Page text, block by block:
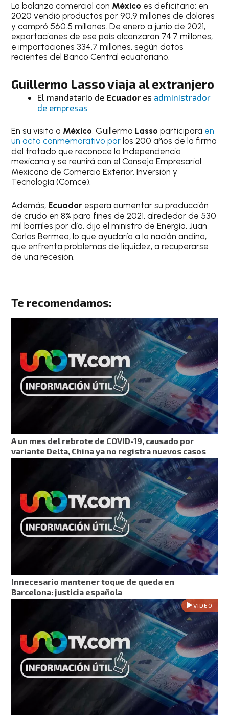
La balanza comercial con México es deficitaria: en
2020 vendió productos por 90.9 millones de dólares
y compró 560.5 millones. De enero a junio de 2021,
exportaciones de ese país alcanzaron 74.7 millones,
e importaciones 334.7 millones, según datos
recientes del Banco Central ecuatoriano.
Guillermo Lassoviaja al extranjero
El mandatario de Ecuadores administrador
de empresas
En su visita a México, Guillermo Lasso participará en
un acto conmemorativo por los 200 años de la firma
del tratado que reconoce la Independencia
mexicana y se reunirá con el Consejo Empresarial
Mexicano de Comercio Exterior, Inversión y
Tecnología (Comce).
Además, Ecuador espera aumentar su producción
de crudo en 8% para fines de 2021, alrededor de 530
mil barriles por día, dijo el ministro de Energía, Juan
Carlos Bermeo, lo que ayudaría a la nación andina,
que enfrenta problemas de liquidez, a recuperarse
de una recesión.
Te recomendamos:
A un mes del rebrote de COVID-19, causado por
variante Delta, China ya no registra nuevos casos
Innecesario mantener toque de queda en
Barcelona: justicia española
VIDEO